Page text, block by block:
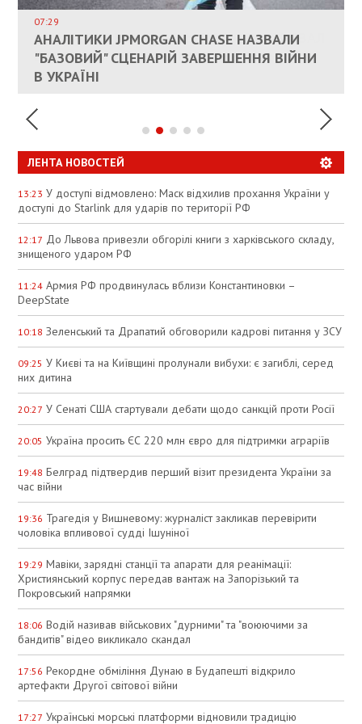
КАНДИДАТ В ПРЕМЬЕРЫ ПОЛЬШИ ПРИЗВАЛ
ЕС ПРЕКРАТИТЬ ВОЕННУЮ ПОМОЩЬ
УКРАИНЕ
07:29
АНАЛІТИКИ JPMORGAN CHASE НАЗВАЛИ
"БАЗОВИЙ" СЦЕНАРІЙ ЗАВЕРШЕННЯ ВІЙНИ
В УКРАЇНІ
ИНТЕГРАЦИЯ УКРАИНЫ В НАТО ВРЯД ЛИ
СОСТОИТСЯ В БЛИЖАЙШЕЕ ВРЕМЯ, –
РЮТТЕ
ПАЛИВНИЙ РИНОК РОЗІГРІЛИ ШТУЧНО:
АНАЛІТИКИ ЗВИНУВАТИЛИ АЗС У
СПЕКУЛЯЦІЇ
ЛЕНТА НОВОСТЕЙ
13:23 У доступі відмовлено: Маск відхилив прохання України у
доступі до Starlink для ударів по території РФ
12:17 До Львова привезли обгорілі книги з харківського складу,
знищеного ударом РФ
11:24 Армия РФ продвинулась вблизи Константиновки –
DeepState
10:18 Зеленський та Драпатий обговорили кадрові питання у ЗСУ
09:25 У Києві та на Київщині пролунали вибухи: є загиблі, серед
них дитина
20:27 У Сенаті США стартували дебати щодо санкцій проти Росії
20:05 Україна просить ЄС 220 млн євро для підтримки аграріїв
19:48 Белград підтвердив перший візит президента України за
час війни
19:36 Трагедія у Вишневому: журналіст закликав перевірити
чоловіка впливової судді Ішуніної
19:29 Мавіки, зарядні станції та апарати для реанімації:
Християнський корпус передав вантаж на Запорізький та
Покровський напрямки
18:06 Водій називав військових "дурними" та "воюючими за
бандитів" відео викликало скандал
17:56 Рекордне обміління Дунаю в Будапешті відкрило
артефакти Другої світової війни
17:27 Українські морські платформи відновили традицію